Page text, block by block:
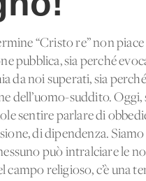
“Cristo re” non
pubblica, sia perché
da noi superati, sia
dell’uomo-suddito. Oggi,
sentire parlare di
di dipendenza. Siamo
può intralciare le
campo religioso, c’è una